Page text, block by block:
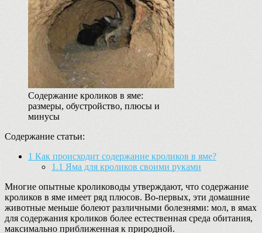
Содержание кроликов в яме:
размеры, обустройство, плюсы и
минусы
Содержание статьи:
1 Как происходит содержание кроликов в яме?
1.1 Яма для кроликов своими руками
Многие опытные кролиководы утверждают, что содержание
кроликов в яме имеет ряд плюсов. Во-первых, эти домашние
животные меньше болеют различными болезнями: мол, в ямах
для содержания кроликов более естественная среда обитания,
максимально приближенная к природной.